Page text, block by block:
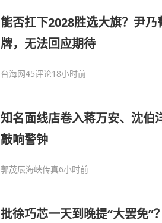
能否扛下2028胜选大旗？尹
牌，无法回应期待
台海网45评论18小时前
知名面线店卷入蒋万安、沈伯
敲响警钟
郭茂辰海峡传真6小时前
批徐巧芯一天到晚提“大罢免”